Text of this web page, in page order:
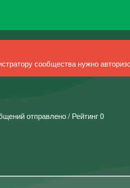
сообщества нужно
отправлено / Рейтинг 0